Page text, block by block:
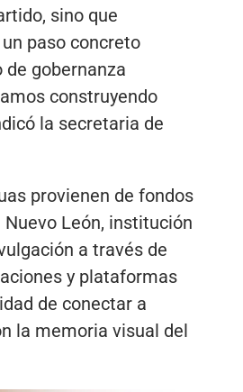
sino que
paso concreto
gobernanza
construyendo
la secretaria de
provienen de fondos
León, institución
a través de
y plataformas
de conectar a
la memoria visual del